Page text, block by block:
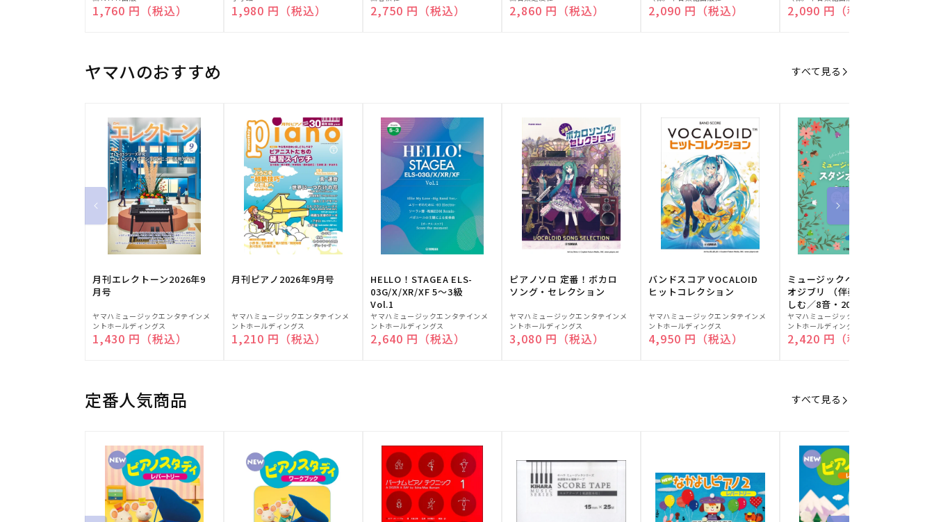
売
通常価格
1,760 円（税込）
売
通常価格
1,980 円（税込）
売
通常価格
2,750 円（税込）
売
通常価格
2,860 円（税込）
売
通常価格
2,090 円（税込）
売
通常価格
2,090 円（税込）
ヤマハのおすすめ すべて見る
月刊エレクトーン2026年9
月号
販
売
元:
ヤマハミュージックエンタテインメ
ントホールディングス
通常価格
1,430 円（税込）
月刊ピアノ2026年9月号
販
売
元:
ヤマハミュージックエンタテインメ
ントホールディングス
通常価格
1,210 円（税込）
HELLO！STAGEA ELS-
03G/X/XR/XF 5～3級
Vol.1
販
売
元:
ヤマハミュージックエンタテインメ
ントホールディングス
通常価格
2,640 円（税込）
ピアノソロ 定番！ボカロ
ソング・セレクション
販
売
元:
ヤマハミュージックエンタテインメ
ントホールディングス
通常価格
3,080 円（税込）
バンドスコア VOCALOID
ヒットコレクション
販
売
元:
ヤマハミュージックエンタテインメ
ントホールディングス
通常価格
4,950 円（税込）
ミュージックベルでスタジ
オジブリ （伴奏音源と楽
しむ／8音・20音ベル対応
／ドレミふりがな付）
販
売
元:
ヤマハミュージックエンタテインメ
ントホールディングス
通常価格
2,420 円（税込）
定番人気商品 すべて見る